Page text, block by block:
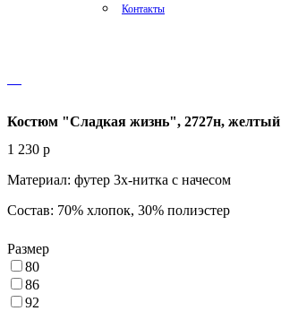
Контакты
Костюм "Сладкая жизнь", 2727н, желтый
1 230 p
Материал: футер 3х-нитка с начесом
Состав: 70% хлопок, 30% полиэстер
Размер
80
86
92